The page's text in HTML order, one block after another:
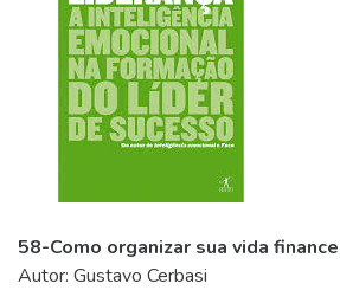
58-Como organizar sua vida
Autor: Gustavo Cerbasi